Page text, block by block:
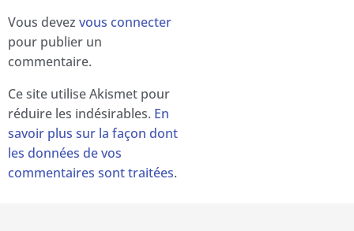
Vous devez vous connecter
pour publier un
commentaire.
Ce site utilise Akismet pour
réduire les indésirables. En
savoir plus sur la façon dont
les données de vos
commentaires sont traitées.